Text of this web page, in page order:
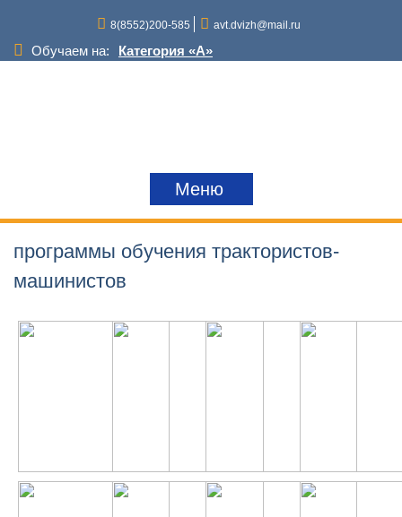
содержимому
8(8552)200-585 avt.dvizh@mail.ru
Обучаем на:
Категория «A»
Меню
программы обучения трактористов-
машинистов